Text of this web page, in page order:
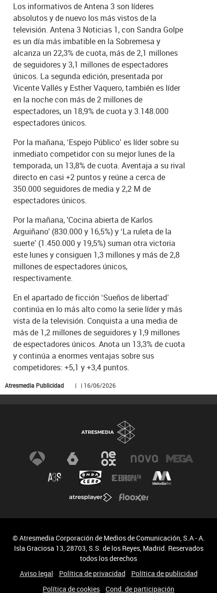
Los informativos de Antena 3 son líderes
absolutos y de nuevo los más vistos de la
televisión. Antena 3 Noticias 1, con Sandra Golpe
es un día más imbatible en la Sobremesa y
alcanza un 22,3% de cuota, más de 2,1 millones
de seguidores y 3,1 millones de espectadores
únicos. La segunda edición, presentada por
Vicente Vallés y Esther Vaquero, también es líder
en la noche con más de 2 millones de
espectadores, un 18,9% de cuota y 3.148.000
espectadores únicos.
Por la mañana, ‘Espejo Público’ es líder sobre su
inmediato competidor con su mejor lunes de la
temporada, un 13,8% de cuota. Aventaja a su rival
directo en casi +2 puntos y reúne a cerca de
350.000 seguidores de media y 2,2 M de
espectadores únicos.
Por la mañana, 'Cocina abierta de Karlos
Arguiñano' (830.000 y 16,5%) y ‘La ruleta de la
suerte’ (1.450.000 y 19,5%) suman otra victoria
este lunes y consiguen 1,3 millones y más de 2,8
millones de espectadores únicos,
respectivamente.
En el apartado de ficción ‘Sueños de libertad’
continúa en lo más alto como la serie líder y más
vista de la televisión. Conquista a una media de
más de 1,2 millones de seguidores y 1,9 millones
de espectadores únicos. Anota un 13,3% de cuota
y continúa a enormes ventajas sobre sus
competidores: +5,1 y +3,4 puntos.
Atresmedia Publicidad | | 16/06/2026
© Atresmedia Corporación de Medios de Comunicación, S.A - A.
Isla Graciosa 13, 28703, S.S. de los Reyes, Madrid. Reservados
todos los derechos
Aviso legal
Política de privacidad
Política de publicidad
Política de cookies
Cond. de participación